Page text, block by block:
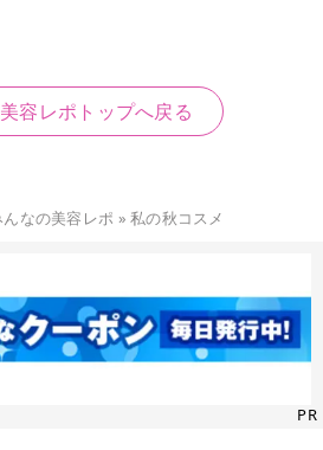
容レポトップへ戻る
んなの美容レポ »私の秋コスメ
PR